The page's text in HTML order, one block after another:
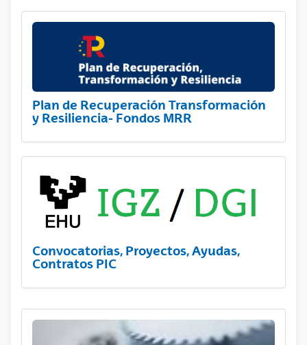
Plan de Recuperación Transformación
y Resiliencia- Fondos MRR
Convocatorias, Proyectos, Ayudas,
Contratos PIC